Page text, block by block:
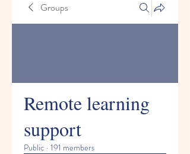
Groups
Remote learning
support
Public · 191 members